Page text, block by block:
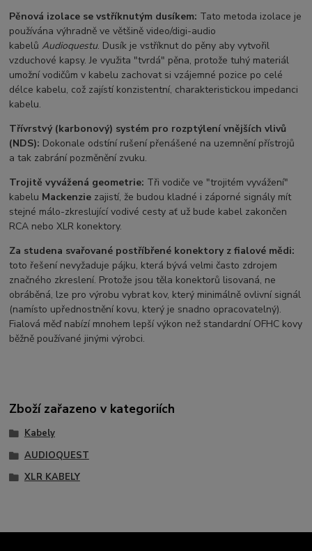
Pěnová izolace se vstříknutým dusíkem: Tato metoda izolace je
používána výhradně ve většině video/digi-audio
kabelůAudioquestu. Dusík je vstříknut do pěny aby vytvořil
vzduchové kapsy. Je využita "tvrdá" pěna, protože tuhý materiál
umožní vodičům v kabelu zachovat si vzájemné pozice po celé
délce kabelu, což zajístí konzistentní, charakteristickou impedanci
kabelu.
Třívrstvý (karbonový) systém pro rozptýlení vnějších vlivů
(NDS): Dokonale odstíní rušení přenášené na uzemnění přístrojů
a tak zabrání pozměnění zvuku.
Trojitě vyvážená geometrie: Tři vodiče ve "trojitém vyvážení"
kabelu Mackenzie zajistí, že budou kladné i záporné signály mít
stejné málo-zkreslující vodivé cesty ať už bude kabel zakončen
RCA nebo XLR konektory.
Za studena svařované postříbřené konektory z fialové mědi:
toto řešení nevyžaduje pájku, která bývá velmi často zdrojem
značného zkreslení. Protože jsou těla konektorů lisovaná, ne
obráběná, lze pro výrobu vybrat kov, který minimálně ovlivní signál
(namísto upřednostnění kovu, který je snadno opracovatelný).
Fialová měď nabízí mnohem lepší výkon než standardní OFHC kovy
běžně používané jinými výrobci.
Zboží zařazeno v kategoriích
Kabely
AUDIOQUEST
XLR KABELY